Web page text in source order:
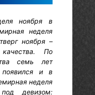
ноября в
неделя
ноября –
По
семь лет
появился и в
неделя
под девизом: